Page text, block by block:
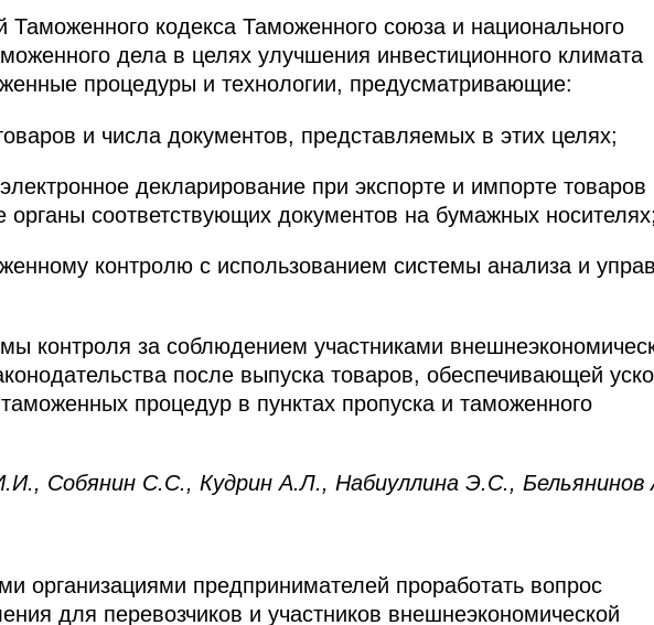
кодекса Таможенного союза и национального
дела в целях улучшения инвестиционного климата
процедуры и технологии, предусматривающие:
и числа документов, представляемых в этих целях;
декларирование при экспорте и импорте товаров
соответствующих документов на бумажных носителях;
контролю с использованием системы анализа и
контроля за соблюдением участниками
после выпуска товаров, обеспечивающей
процедур в пунктах пропуска и таможенного
Собянин С.С., Кудрин А.Л., Набиуллина Э.С.,
организациями предпринимателей проработать вопрос
для перевозчиков и участников внешнеэкономической